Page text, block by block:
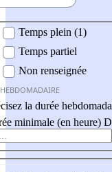
Temps plein (1)
Temps partiel
Non renseignée
la durée
minimale (en heure)